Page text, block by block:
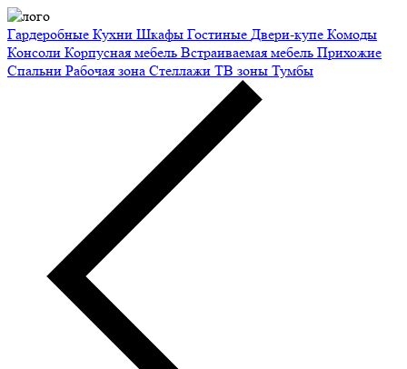
Гардеробные Кухни Шкафы Гостиные Двери-купе Комоды
Консоли Корпусная мебель Встраиваемая мебель Прихожие
Спальни Рабочая зона Стеллажи ТВ зоны Тумбы